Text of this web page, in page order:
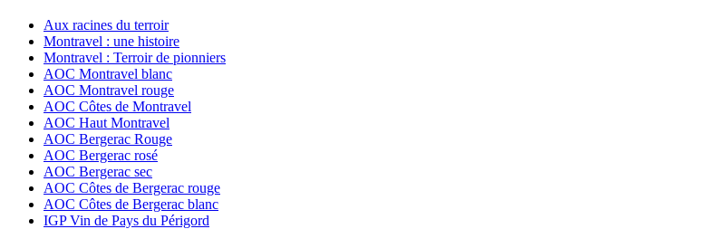
Aux racines du terroir
Montravel : une histoire
Montravel : Terroir de pionniers
AOC Montravel blanc
AOC Montravel rouge
AOC Côtes de Montravel
AOC Haut Montravel
AOC Bergerac Rouge
AOC Bergerac rosé
AOC Bergerac sec
AOC Côtes de Bergerac rouge
AOC Côtes de Bergerac blanc
IGP Vin de Pays du Périgord